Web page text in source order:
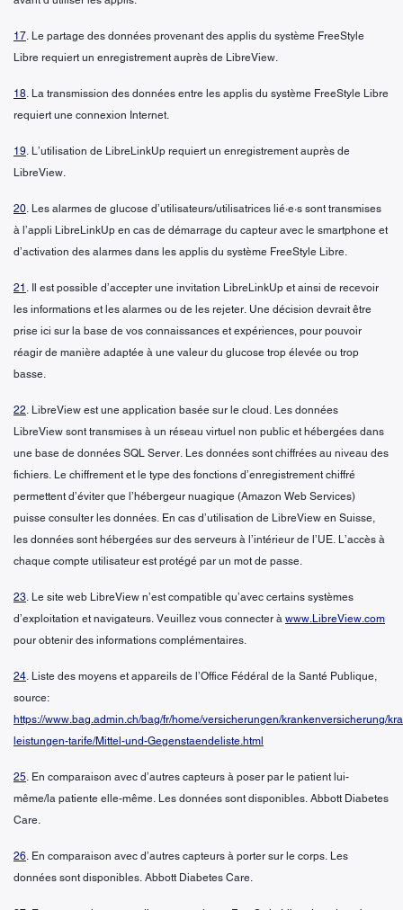
17. Le partage des données provenant des applis du système FreeStyle
Libre requiert un enregistrement auprès de LibreView.
18. La transmission des données entre les applis du système FreeStyle Libre
requiert une connexion Internet.
19. L’utilisation de LibreLinkUp requiert un enregistrement auprès de
LibreView.
20. Les alarmes de glucose d’utilisateurs/utilisatrices lié·e·s sont transmises
à l’appli LibreLinkUp en cas de démarrage du capteur avec le smartphone et
d’activation des alarmes dans les applis du système FreeStyle Libre.
21 . Il est possible d’accepter une invitation LibreLinkUp et ainsi de recevoir
les informations et les alarmes ou de les rejeter. Une décision devrait être
prise ici sur la base de vos connaissances et expériences, pour pouvoir
réagir de manière adaptée à une valeur du glucose trop élevée ou trop
basse.
22. LibreView est une application basée sur le cloud. Les données
LibreView sont transmises à un réseau virtuel non public et hébergées dans
une base de données SQL Server. Les données sont chiffrées au niveau des
fichiers. Le chiffrement et le type des fonctions d’enregistrement chiffré
permettent d’éviter que l’hébergeur nuagique (Amazon Web Services)
puisse consulter les données. En cas d’utilisation de LibreView en Suisse,
les données sont hébergées sur des serveurs à l’intérieur de l’UE. L’accès à
chaque compte utilisateur est protégé par un mot de passe.
23. Le site web LibreView n’est compatible qu’avec certains systèmes
d’exploitation et navigateurs. Veuillez vous connecter à www.LibreView.com
pour obtenir des informations complémentaires.
24. Liste des moyens et appareils de l’Office Fédéral de la Santé Publique,
source:
https://www.bag.admin.ch/bag/fr/home/versicherungen/krankenversicherung/
leistungen-tarife/Mittel-und-Gegenstaendeliste.html
25. En comparaison avec d’autres capteurs à poser par le patient lui-
même/la patiente elle-même. Les données sont disponibles. Abbott Diabetes
Care.
26. En comparaison avec d’autres capteurs à porter sur le corps. Les
données sont disponibles. Abbott Diabetes Care.